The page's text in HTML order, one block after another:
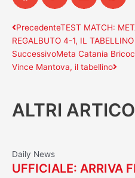
Precedente
PrecedenteTEST MATCH:
REGALBUTO 4-1, IL TABELLINO
SuccessivoMeta Catania
Vince Mantova, il tabellino
ALTRI
Daily News
UFFICIALE: ARRIVA